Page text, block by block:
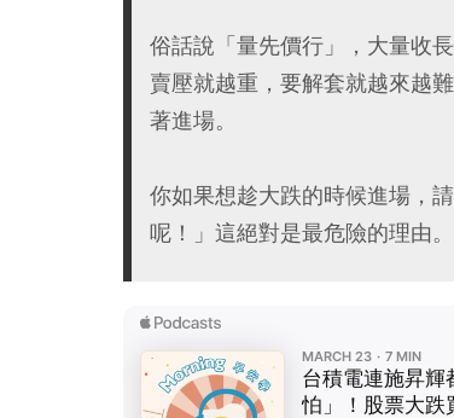
俗話說「量先價行」，大量收
賣壓就越重，要解套就越來越
著進場。
你如果想趁大跌的時候進場，
呢！」這絕對是最危險的理由。